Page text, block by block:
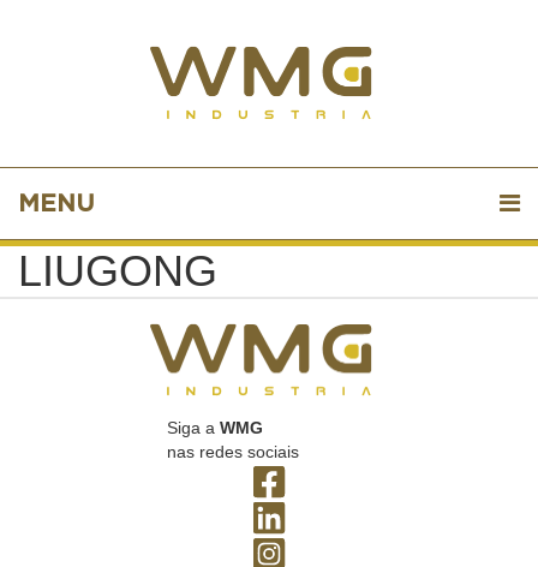
MENU
LIUGONG
Siga a WMG
nas redes sociais